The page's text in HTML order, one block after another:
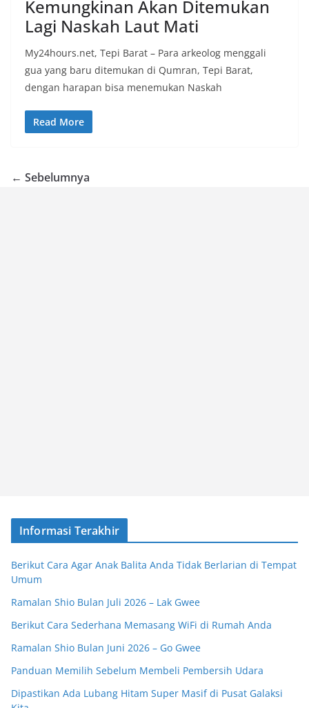
Kemungkinan Akan Ditemukan
Lagi Naskah Laut Mati
My24hours.net, Tepi Barat – Para arkeolog menggali
gua yang baru ditemukan di Qumran, Tepi Barat,
dengan harapan bisa menemukan Naskah
Read More
← Sebelumnya
Informasi Terakhir
Berikut Cara Agar Anak Balita Anda Tidak Berlarian di Tempat
Umum
Ramalan Shio Bulan Juli 2026 – Lak Gwee
Berikut Cara Sederhana Memasang WiFi di Rumah Anda
Ramalan Shio Bulan Juni 2026 – Go Gwee
Panduan Memilih Sebelum Membeli Pembersih Udara
Dipastikan Ada Lubang Hitam Super Masif di Pusat Galaksi